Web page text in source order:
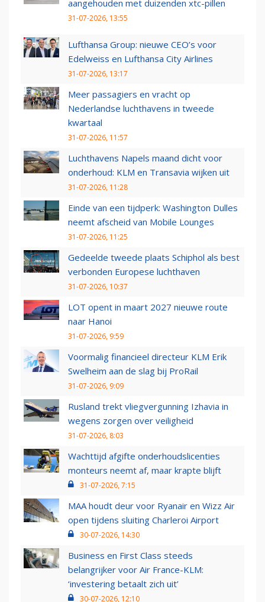
aangehouden met duizenden xtc-pillen
31-07-2026, 13:55
Lufthansa Group: nieuwe CEO’s voor
Edelweiss en Lufthansa City Airlines
31-07-2026, 13:17
Meer passagiers en vracht op
Nederlandse luchthavens in tweede
kwartaal
31-07-2026, 11:57
Luchthavens Napels maand dicht voor
onderhoud: KLM en Transavia wijken uit
31-07-2026, 11:28
Einde van een tijdperk: Washington Dulles
neemt afscheid van Mobile Lounges
31-07-2026, 11:25
Gedeelde tweede plaats Schiphol als best
verbonden Europese luchthaven
31-07-2026, 10:37
LOT opent in maart 2027 nieuwe route
naar Hanoi
31-07-2026, 9:59
Voormalig financieel directeur KLM Erik
Swelheim aan de slag bij ProRail
31-07-2026, 9:09
Rusland trekt vliegvergunning Izhavia in
wegens zorgen over veiligheid
31-07-2026, 8:03
Wachttijd afgifte onderhoudslicenties
monteurs neemt af, maar krapte blijft
31-07-2026, 7:15
MAA houdt deur voor Ryanair en Wizz Air
open tijdens sluiting Charleroi Airport
30-07-2026, 14:30
Business en First Class steeds
belangrijker voor Air France-KLM:
‘investering betaalt zich uit’
30-07-2026, 12:10